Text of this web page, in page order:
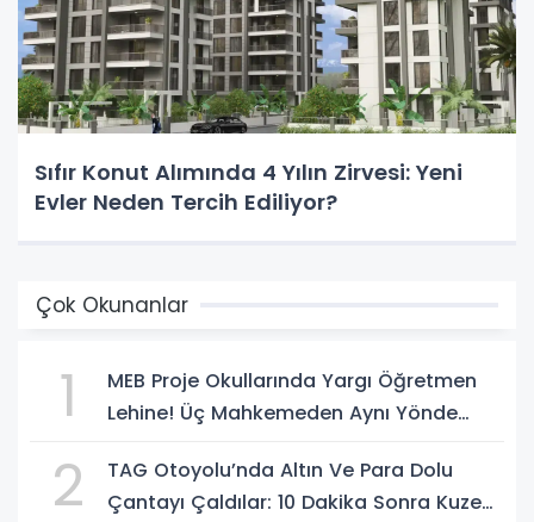
Sıfır Konut Alımında 4 Yılın Zirvesi: Yeni
Evler Neden Tercih Ediliyor?
Çok Okunanlar
1
MEB Proje Okullarında Yargı Öğretmen
Lehine! Üç Mahkemeden Aynı Yönde
2
TAG Otoyolu’nda Altın Ve Para Dolu
Çantayı Çaldılar: 10 Dakika Sonra Kuzeni